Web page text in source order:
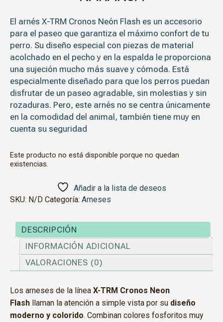
El arnés X-TRM Cronos Neón Flash es un accesorio
para el paseo que garantiza el máximo confort de tu
perro. Su diseño especial con piezas de material
acolchado en el pecho y en la espalda le proporciona
una sujeción mucho más suave y cómoda. Está
especialmente diseñado para que los perros puedan
disfrutar de un paseo agradable, sin molestias y sin
rozaduras. Pero, este arnés no se centra únicamente
en la comodidad del animal, también tiene muy en
cuenta su seguridad
Este producto no está disponible porque no quedan
existencias.
Añadir a la lista de deseos
SKU: N/D Categoría: Arneses
DESCRIPCIÓN
INFORMACIÓN ADICIONAL
VALORACIONES (0)
Los arneses de la línea X-TRM Cronos Neon
Flash llaman la atención a simple vista por su diseño
moderno y colorido. Combinan colores fosforitos muy